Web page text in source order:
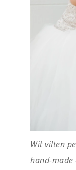
Wit vilten
hand-made